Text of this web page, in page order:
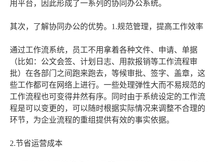
用平台，因此形成了一系列的协同办公系统。
其次，了解协同办公的优势。1.规范管理，提高工作效率
通过工作流系统，员工不用拿着各种文件、申请、单据
（比如：公文会签、计划日志、用款报销等工作流程审
批）在各部门之间跑来跑去，等候审批、签字、盖章，这
些工作都可在网络上进行。一些处理弹性大而不易规范的
工作流程也可变得井然有序。同时由于系统设定的工作流
程是可以变更的，可以随时根据实际情况来调整不合理的
环节，为企业流程的重组提供有效的事实依据。
2.节省运营成本